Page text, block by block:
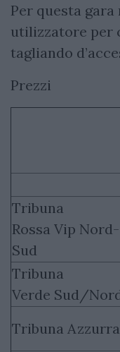
Per questa
utilizzatore per
tagliando
Prezzi
Tribuna
Rossa Vip Nord-
Sud
Tribuna
Verde Sud/
Tribuna Azzurra